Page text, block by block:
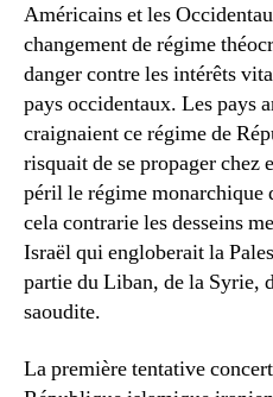
Américains et les
changement de régime
danger contre les intérêts
pays occidentaux. Les pays
craignaient ce régime de
risquait de se propager chez
péril le régime monarchique
cela contrarie les desseins
Israël qui engloberait la
partie du Liban, de la Syrie,
saoudite.
La première tentative